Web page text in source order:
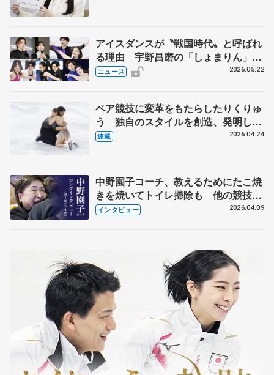
アイスダンスが〝戦国時代〟と呼ばれ
る理由 宇野昌磨の「しょまりん」ら
実力者が相次いで参戦 国内の競争激
ニュース 2026.05.22
ペア競技に変革をもたらしたりくりゅ
う 独自のスタイルを創造、発明した
【引退発表後②】
連載 2026.04.24
中野園子コーチ、教えるためにたこ焼
きを焼いてトイレ掃除も 他の競技に
も通用するという坂本花織の筋肉
インタビュー 2026.04.09